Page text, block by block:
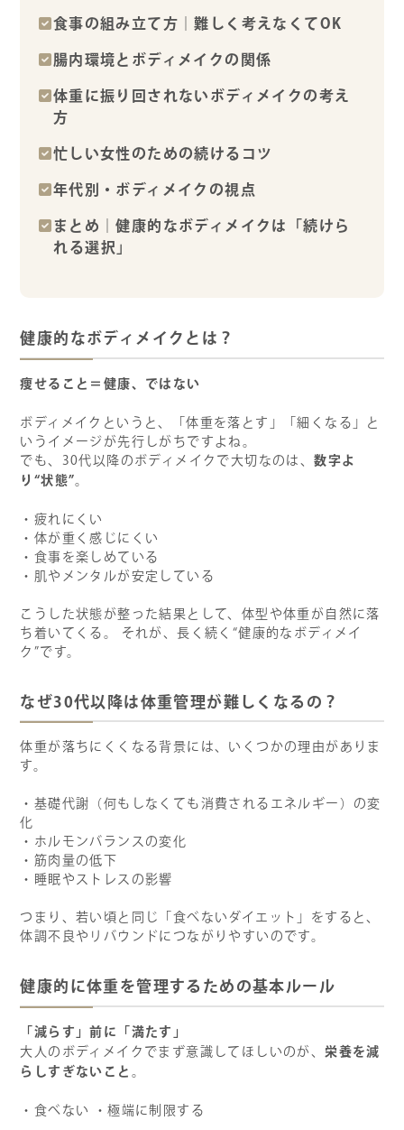
食事の組み立て方｜難しく考えなくてOK
腸内環境とボディメイクの関係
体重に振り回されないボディメイクの考え
方
忙しい女性のための続けるコツ
年代別・ボディメイクの視点
まとめ｜健康的なボディメイクは「続けら
れる選択」
健康的なボディメイクとは？
痩せること＝健康、ではない
ボディメイクというと、「体重を落とす」「細くなる」と
いうイメージが先行しがちですよね。
でも、30代以降のボディメイクで大切なのは、数字よ
り“状態”
・疲れにくい
・体が重く感じにくい
・食事を楽しめている
・肌やメンタルが安定している
こうした状態が整った結果として、体型や体重が自然に落
ち着いてくる。 それが、長く続く“健康的なボディメイ
ク”です。
なぜ30代以降は体重管理が難しくなるの？
体重が落ちにくくなる背景には、いくつかの理由がありま
す。
・基礎代謝（何もしなくても消費されるエネルギー）の変
化
・ホルモンバランスの変化
・筋肉量の低下
・睡眠やストレスの影響
つまり、若い頃と同じ「食べないダイエット」をすると、
体調不良やリバウンドにつながりやすいのです。
健康的に体重を管理するための基本ルール
「減らす」前に「満たす」
大人のボディメイクでまず意識してほしいのが、 栄養を減
らしすぎないこと 。
・食べない ・極端に制限する